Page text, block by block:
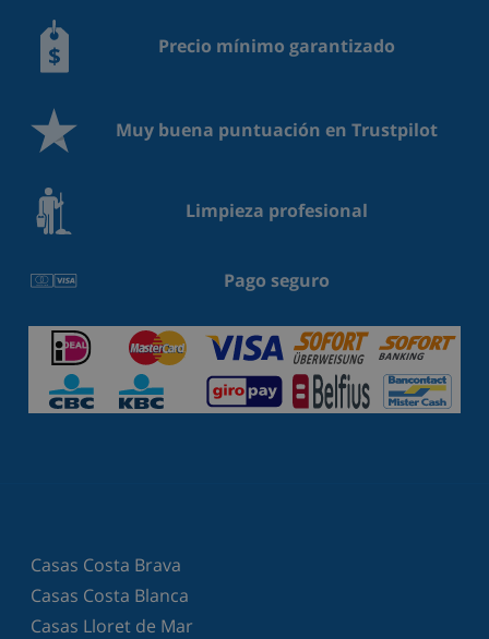
Precio mínimo garantizado
Muy buena puntuación en Trustpilot
Limpieza profesional
Pago seguro
Casas Costa Brava
Casas Costa Blanca
Casas Lloret de Mar